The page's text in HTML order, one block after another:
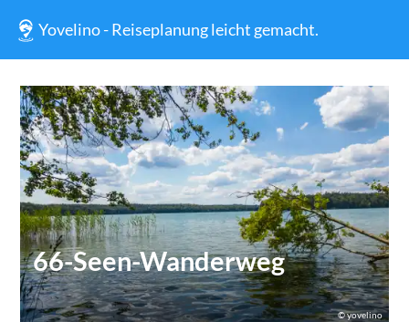
Yovelino - Reiseplanung leicht gemacht.
©yovelino
66-Seen-Wanderweg